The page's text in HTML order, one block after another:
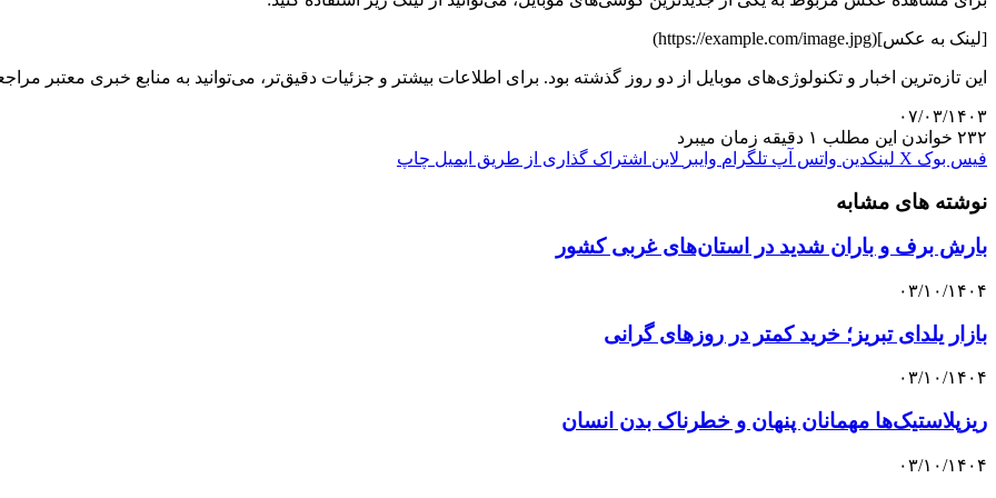
[لینک به عکس](https://example.com/image.jpg)
این تازه‌ترین اخبار و تکنولوژی‌های موبایل از دو روز گذشته بود. برای اطلاعات بیشتر و جزئیات دقیق‌تر، می‌توانید به منابع خبری معتبر
۰۷/۰۳/۱۴۰۳
۲۳۲ خواندن این مطلب ۱ دقیقه زمان میبرد
فیس بوک X لینکدین واتس آپ تلگرام وایبر لاین اشتراک گذاری از طریق ایمیل چاپ
نوشته های مشابه
بارش برف و باران شدید در استان‌های غربی کشور
۰۳/۱۰/۱۴۰۴
بازار یلدای تبریز؛ خرید کمتر در روزهای گرانی
۰۳/۱۰/۱۴۰۴
ریزپلاستیک‌ها مهمانان پنهان و خطرناک بدن انسان
۰۳/۱۰/۱۴۰۴